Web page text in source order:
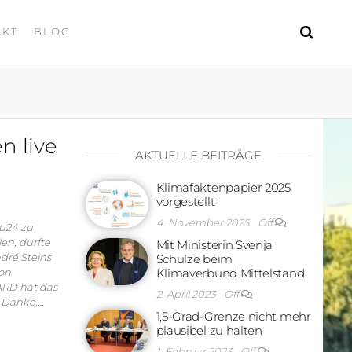
BLOG
live
zu
durfte
Steins
hat das
AKTUELLE BEITRÄGE
Klimafaktenpapier 2025
vorgestellt
4. November 2025 Off
Mit Ministerin Svenja
Schulze beim
Klimaverbund Mittelstand
2. April 2023 Off
1,5-Grad-Grenze nicht mehr
plausibel zu halten